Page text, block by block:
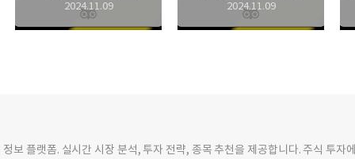
2024.11.09 2024.11.09
보 플랫폼. 실시간 시장 분석, 투자 전략, 종목 추천을 제공합니다. 주식 투자